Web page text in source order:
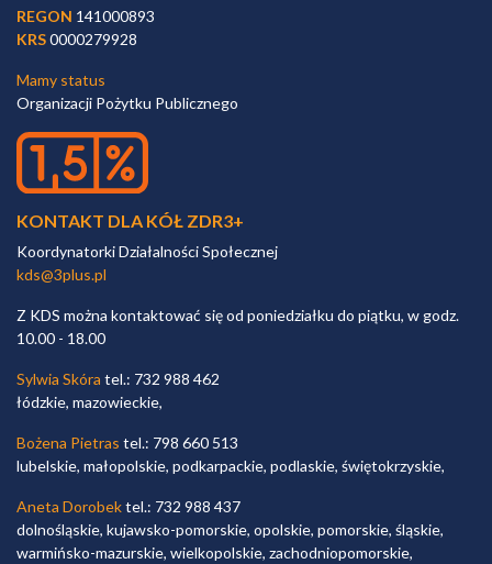
REGON 141000893
KRS0000279928
Mamy status
Organizacji Pożytku Publicznego
KONTAKT DLA KÓŁ ZDR3+
Koordynatorki Działalności Społecznej
kds@3plus.pl
Z KDS można kontaktować się od poniedziałku do piątku, w godz.
10.00 - 18.00
Sylwia Skóra tel.: 732 988 462
łódzkie, mazowieckie,
Bożena Pietras tel.: 798 660 513
lubelskie, małopolskie, podkarpackie, podlaskie, świętokrzyskie,
Aneta Dorobektel.: 732 988 437
dolnośląskie, kujawsko-pomorskie, opolskie, pomorskie, śląskie,
warmińsko-mazurskie, wielkopolskie, zachodniopomorskie,